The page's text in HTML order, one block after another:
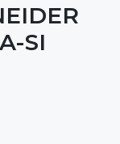
SI